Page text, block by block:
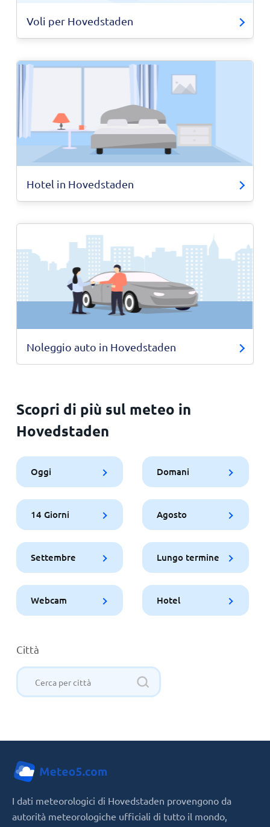
Voli per Hovedstaden
Hotel in Hovedstaden
Noleggio auto in Hovedstaden
Scopri di più sul meteo in
Hovedstaden
Oggi Domani
14 Giorni Agosto
Settembre Lungo termine
Webcam Hotel
Città
I dati meteorologici di Hovedstaden provengono da
autorità meteorologiche ufficiali di tutto il mondo,